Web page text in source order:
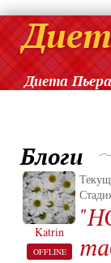
Диета
Блоги
Katrin
OFFLINE